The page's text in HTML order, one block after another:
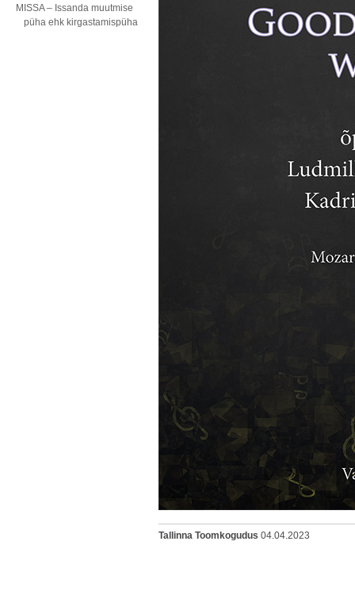
MISSA – Issanda muutmise
püha ehk kirgastamispüha
Tallinna Toomkogudus 04.04.2023